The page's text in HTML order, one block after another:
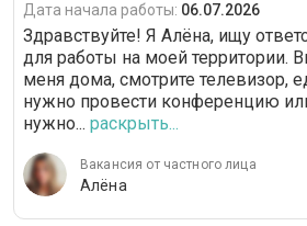
Дата начала работы: 06.07.2026
Здравствуйте! Я Алёна, ищу
для работы на моей территории.
меня дома, смотрите телевизор,
нужно провести конференцию
нужно... раскрыть...
Вакансия от частного лица
Алёна